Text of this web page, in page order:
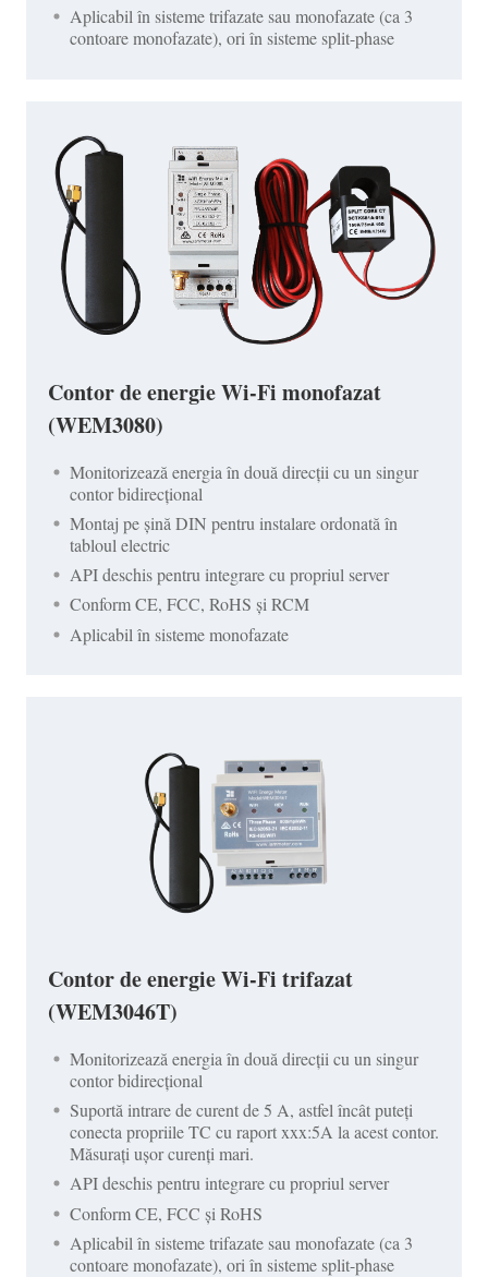
Aplicabil în sisteme trifazate sau monofazate (ca 3
contoare monofazate), ori în sisteme split-phase
Contor de energie Wi-Fi monofazat
(WEM3080)
Monitorizează energia în două direcții cu un singur
contor bidirecțional
Montaj pe șină DIN pentru instalare ordonată în
tabloul electric
API deschis pentru integrare cu propriul server
Conform CE, FCC, RoHS și RCM
Aplicabil în sisteme monofazate
Contor de energie Wi-Fi trifazat
(WEM3046T)
Monitorizează energia în două direcții cu un singur
contor bidirecțional
Suportă intrare de curent de 5 A, astfel încât puteți
conecta propriile TC cu raport xxx:5A la acest contor.
Măsurați ușor curenți mari.
API deschis pentru integrare cu propriul server
Conform CE, FCC și RoHS
Aplicabil în sisteme trifazate sau monofazate (ca 3
contoare monofazate), ori în sisteme split-phase